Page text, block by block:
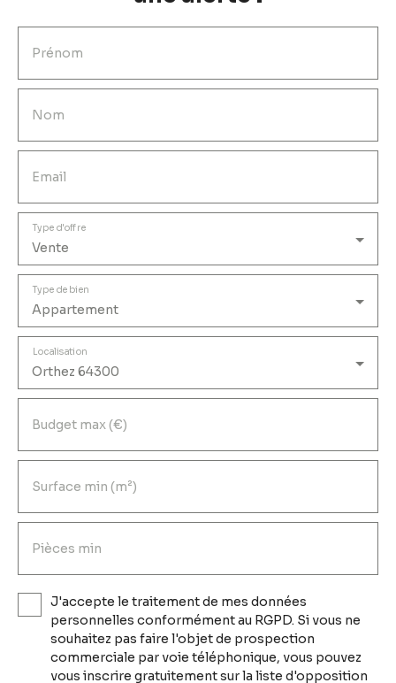
Prénom
Nom
Email
Vente
Type d'offre
Appartement
Type de bien
Orthez 64300
Localisation
Budget max (€)
Surface min (m²)
Pièces min
J'accepte le traitement de mes données
personnelles conformément au RGPD. Si vous ne
souhaitez pas faire l'objet de prospection
commerciale par voie téléphonique, vous pouvez
vous inscrire gratuitement sur la liste d'opposition